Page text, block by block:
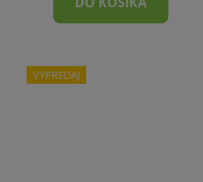
VÝPREDAJ